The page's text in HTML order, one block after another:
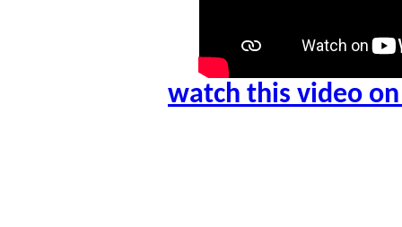
watch this video